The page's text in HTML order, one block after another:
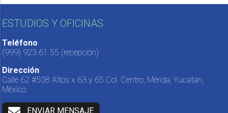
ESTUDIOS Y OFICINAS
Teléfono
(999) 923 61 55 (recepción)
Dirección
Calle 62 #508 Altos x 63 y 65 Col. Centro, Mérida, Yucatán,
México.
ENVIAR MENSAJE